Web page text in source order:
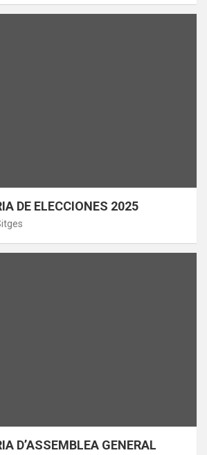
DE ELECCIONES 2025
D’ASSEMBLEA GENERAL